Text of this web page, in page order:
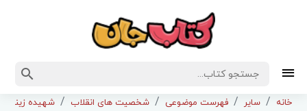
خانه سایر فهرست موضوعی شخصیت های انقلاب شهیده زینب